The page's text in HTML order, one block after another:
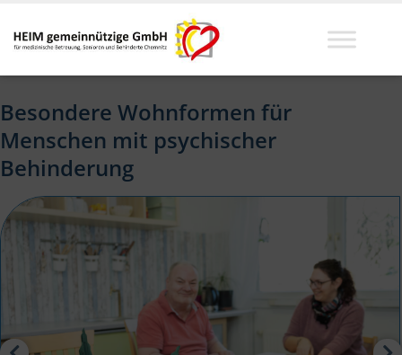
Besondere Wohnformen für
Menschen mit psychischer
Behinderung